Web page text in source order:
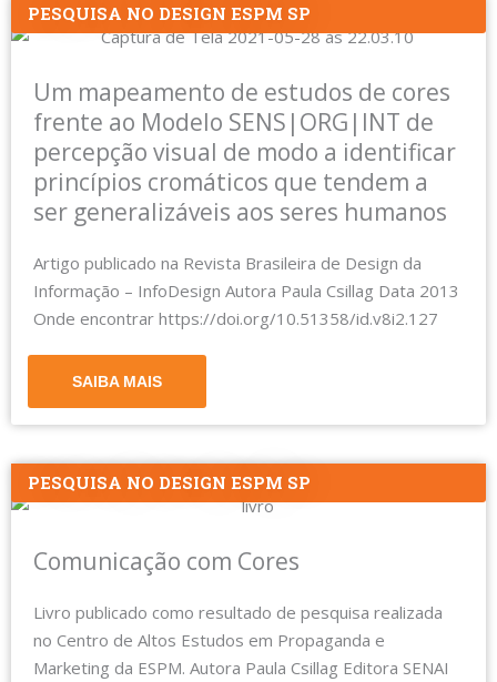
PESQUISA NO DESIGN ESPM SP
Um mapeamento de estudos de cores
frente ao Modelo SENS|ORG|INT de
percepção visual de modo a identificar
princípios cromáticos que tendem a
ser generalizáveis aos seres humanos
Artigo publicado na Revista Brasileira de Design da
Informação – InfoDesign Autora Paula Csillag Data 2013
Onde encontrar https://doi.org/10.51358/id.v8i2.127
SAIBA MAIS
PESQUISA NO DESIGN ESPM SP
Comunicação com Cores
Livro publicado como resultado de pesquisa realizada
no Centro de Altos Estudos em Propaganda e
Marketing da ESPM. Autora Paula Csillag Editora SENAI